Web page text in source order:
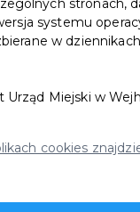
stronach,
systemu
w
Miejski w
cookies